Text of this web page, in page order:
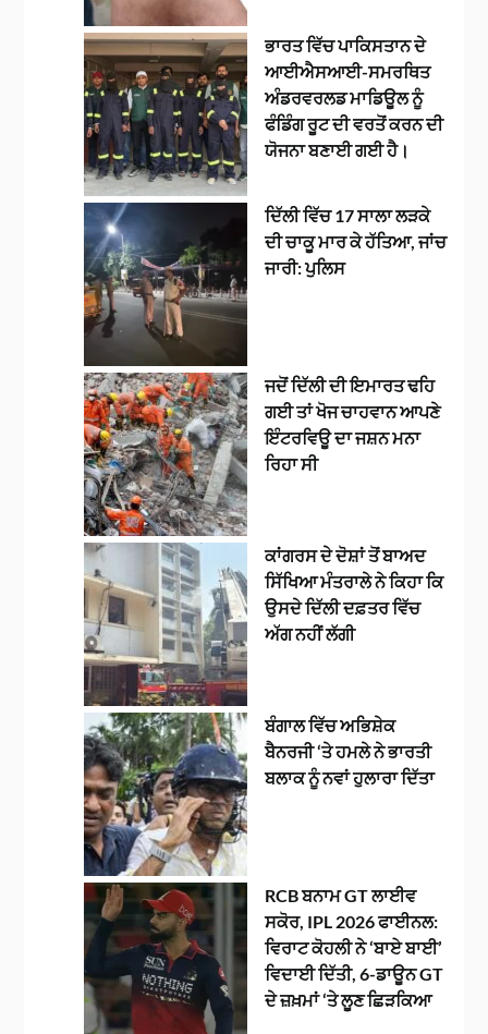
ਭਾਰਤ ਵਿੱਚ ਪਾਕਿਸਤਾਨ ਦੇ
ਆਈਐਸਆਈ-ਸਮਰਥਿਤ
ਅੰਡਰਵਰਲਡ ਮਾਡਿਊਲ ਨੂੰ
ਫੰਡਿੰਗ ਰੂਟ ਦੀ ਵਰਤੋਂ ਕਰਨ ਦੀ
ਯੋਜਨਾ ਬਣਾਈ ਗਈ ਹੈ।
ਦਿੱਲੀ ਵਿੱਚ 17 ਸਾਲਾ ਲੜਕੇ
ਦੀ ਚਾਕੂ ਮਾਰ ਕੇ ਹੱਤਿਆ, ਜਾਂਚ
ਜਾਰੀ: ਪੁਲਿਸ
ਜਦੋਂ ਦਿੱਲੀ ਦੀ ਇਮਾਰਤ ਢਹਿ
ਗਈ ਤਾਂ ਖੋਜ ਚਾਹਵਾਨ ਆਪਣੇ
ਇੰਟਰਵਿਊ ਦਾ ਜਸ਼ਨ ਮਨਾ
ਰਿਹਾ ਸੀ
ਕਾਂਗਰਸ ਦੇ ਦੋਸ਼ਾਂ ਤੋਂ ਬਾਅਦ
ਸਿੱਖਿਆ ਮੰਤਰਾਲੇ ਨੇ ਕਿਹਾ ਕਿ
ਉਸਦੇ ਦਿੱਲੀ ਦਫ਼ਤਰ ਵਿੱਚ
ਅੱਗ ਨਹੀਂ ਲੱਗੀ
ਬੰਗਾਲ ਵਿੱਚ ਅਭਿਸ਼ੇਕ
ਬੈਨਰਜੀ ‘ਤੇ ਹਮਲੇ ਨੇ ਭਾਰਤੀ
ਬਲਾਕ ਨੂੰ ਨਵਾਂ ਹੁਲਾਰਾ ਦਿੱਤਾ
RCB ਬਨਾਮ GT ਲਾਈਵ
ਸਕੋਰ, IPL 2026 ਫਾਈਨਲ:
ਵਿਰਾਟ ਕੋਹਲੀ ਨੇ ‘ਬਾਏ ਬਾਈ’
ਵਿਦਾਈ ਦਿੱਤੀ, 6-ਡਾਊਨ GT
ਦੇ ਜ਼ਖ਼ਮਾਂ ‘ਤੇ ਲੂਣ ਛਿੜਕਿਆ